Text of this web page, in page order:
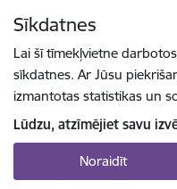
Sīkdatnes
Lai šī tīmekļvietne
sīkdatnes. Ar Jūsu
izmantotas statistikas un
Lūdzu, atzīmējiet savu
Noraidīt